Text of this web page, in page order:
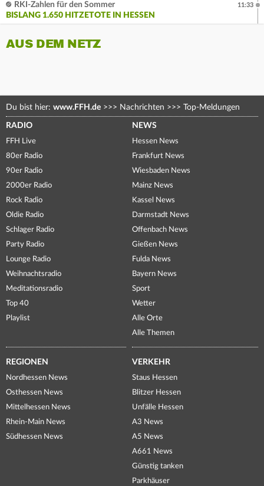
RKI-Zahlen für den Sommer
BISLANG 1.650 HITZETOTE IN HESSEN
11:33
AUS DEM NETZ
Du bist hier: www.FFH.de >>> Nachrichten >>> Top-Meldungen
RADIO
FFH Live
80er Radio
90er Radio
2000er Radio
Rock Radio
Oldie Radio
Schlager Radio
Party Radio
Lounge Radio
Weihnachtsradio
Meditationsradio
Top 40
Playlist
NEWS
Hessen News
Frankfurt News
Wiesbaden News
Mainz News
Kassel News
Darmstadt News
Offenbach News
Gießen News
Fulda News
Bayern News
Sport
Wetter
Alle Orte
Alle Themen
REGIONEN
Nordhessen News
Osthessen News
Mittelhessen News
Rhein-Main News
Südhessen News
VERKEHR
Staus Hessen
Blitzer Hessen
Unfälle Hessen
A3 News
A5 News
A661 News
Günstig tanken
Parkhäuser